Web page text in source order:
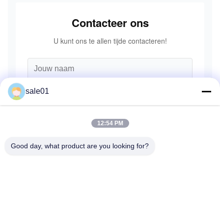
Contacteer ons
U kunt ons te allen tijde contacteren!
sale01
12:54 PM
Good day, what product are you looking for?